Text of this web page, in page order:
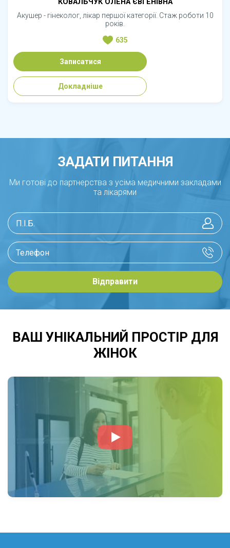
КОВАЛЬЧУК ОЛЕНА ЄВГЕНІВНА
Акушер - гінеколог, лікар першої категорії. Стаж роботи 10
років.
635
Записатися
Докладніше
ЗАДАТИ ПИТАННЯ
Ми готові до партнерства з усіма медичними закладами
та лікарями
Відправити
ВАШ УНІКАЛЬНИЙ ПРОСТІР ДЛЯ
ЖІНОК